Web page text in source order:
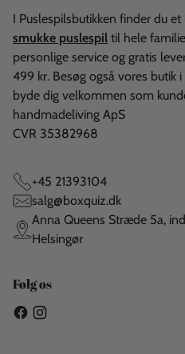
I Puslespilsbutikken finder du
smukke puslespil til hele
personlige service og gratis
499 kr. Besøg også vores butik
byde dig velkommen som
handmadeliving ApS
CVR 35382968
+45 21393104
salg@boxquiz.dk
Anna Queens Stræde 5a,
Helsingør
Følg os